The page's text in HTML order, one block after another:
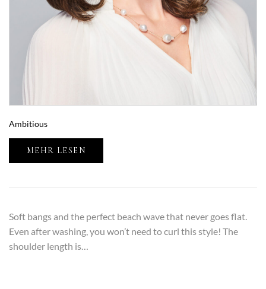
Ambitious
MEHR LESEN
Soft bangs and the perfect beach wave that never goes flat.
Even after washing, you won’t need to curl this style! The
shoulder length is…